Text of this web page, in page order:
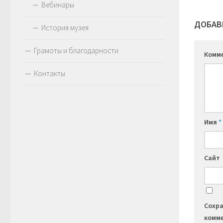
Имя *
Сайт
Вебинары
История музея
Грамоты и благодарности
Контакты